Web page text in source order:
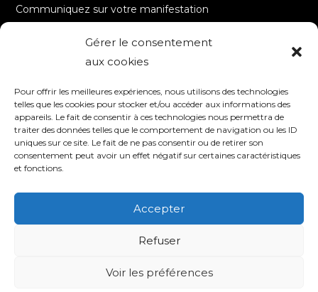
Gérer le consentement
aux cookies
Pour offrir les meilleures expériences, nous utilisons des technologies
telles que les cookies pour stocker et/ou accéder aux informations des
appareils. Le fait de consentir à ces technologies nous permettra de
traiter des données telles que le comportement de navigation ou les ID
uniques sur ce site. Le fait de ne pas consentir ou de retirer son
consentement peut avoir un effet négatif sur certaines caractéristiques
et fonctions.
Accepter
Refuser
Voir les préférences
Communiquez sur votre manifestation
Contact
Mentions Légales / Crédits
Politique de cookies (UE)
Politique de confidentialité – RGPD
© 2020 TV8 Moselle-Est - 9 avenue Saint-Remy - 57600 FORBACH -